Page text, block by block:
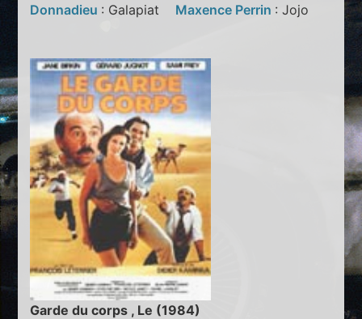
Donnadieu : Galapiat Maxence Perrin : Jojo
Garde du corps , Le (1984)